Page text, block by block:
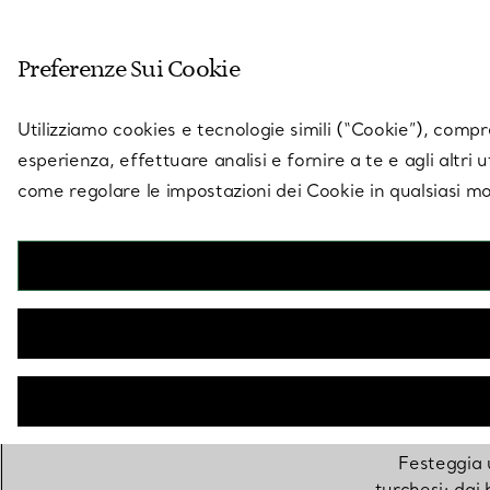
Festeggia
Preferenze Sui Cookie
Utilizziamo cookies e tecnologie simili (“Cookie”),
esperienza, effettuare analisi e fornire a te e agli altri
come regolare le impostazioni dei Cookie in qualsiasi